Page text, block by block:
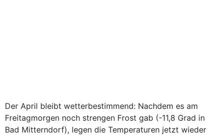
Der April bleibt wetterbestimmend: Nachdem es am
Freitagmorgen noch strengen Frost gab (-11,8 Grad in
Bad Mitterndorf), legen die Temperaturen jetzt wieder